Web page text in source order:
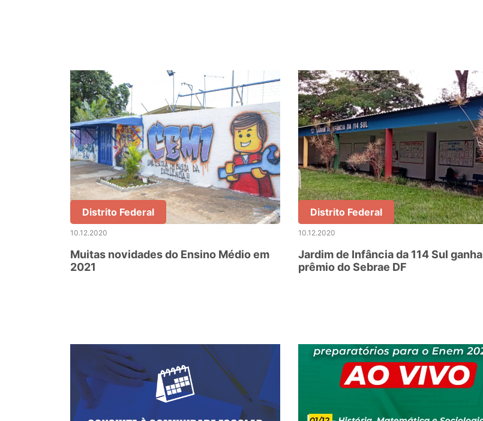
Distrito Federal
10.12.2020
Muitas novidades do Ensino Médio em
2021
Distrito Federal
10.12.2020
Jardim de Infância da 114 Sul ganha
prêmio do Sebrae DF